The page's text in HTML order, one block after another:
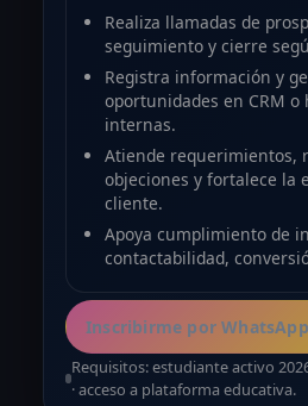
Realiza llamadas de
seguimiento y cierre
Registra información y
oportunidades en CRM
internas.
Atiende requerimientos,
objeciones y fortalece la
cliente.
Apoya cumplimiento de
contactabilidad,
Inscribirme por WhatsApp
Requisitos: estudiante activo
· acceso a plataforma educativa.